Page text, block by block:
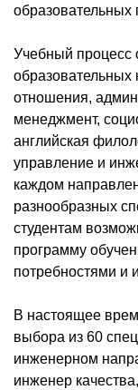
образовательных
Учебный процесс
отношения,
менеджмент,
английская
управление и
каждом
разнообразных
студентам
программу
потребностями и
В настоящее
выбора из 60
инженерном
инженер